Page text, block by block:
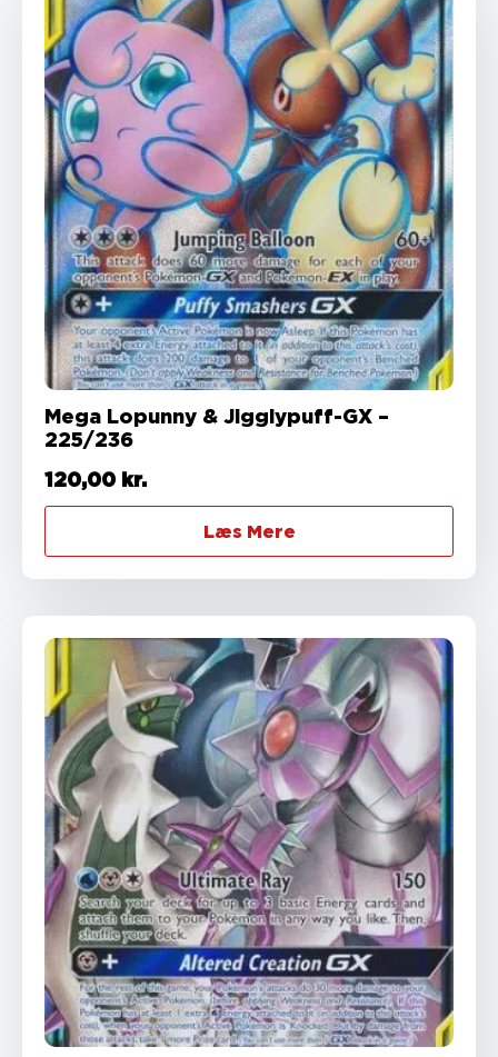
Mega Lopunny & Jigglypuff-GX –
225/236
120,00 kr.
Læs Mere